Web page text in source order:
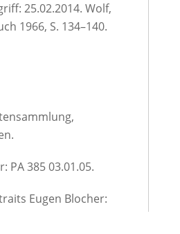
25.02.2014. Wolf,
1966, S. 134–140.
PA 385 03.01.05.
Eugen Blocher: